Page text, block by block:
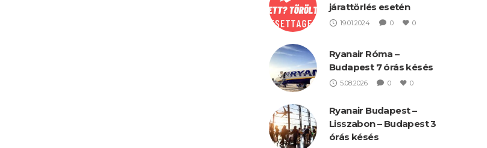
járattörlés esetén
19.01.2024 0 0
Ryanair Róma –
Budapest 7 órás késés
5.08.2026 0 0
Ryanair Budapest –
Lisszabon – Budapest 3
órás késés